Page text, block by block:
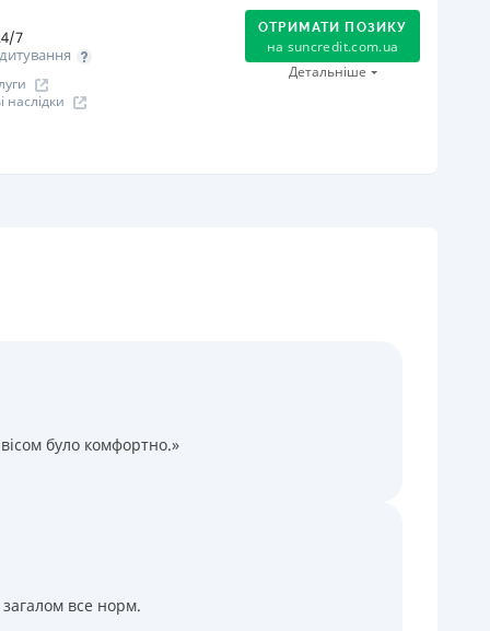
Онлайн (через сайт або інтернет-банкінг)
Через відділення банків-партнерів
НБУ
переоформлена 21.03.2024 р.
7
ОТРИМАТИ ПОЗИКУ
на suncredit.com.ua
Детальніше
було комфортно.»
все норм.